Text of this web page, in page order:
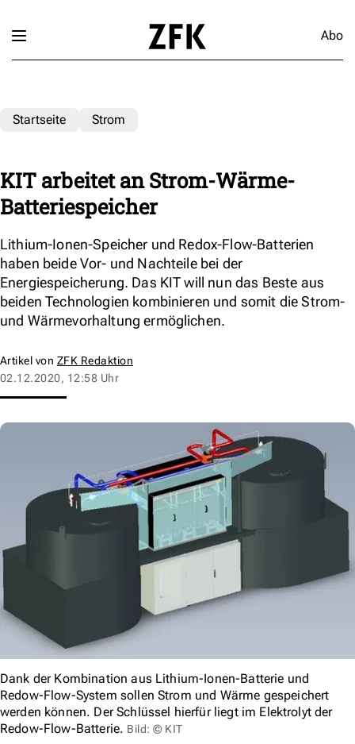
Abo
Startseite Strom
KIT arbeitet an Strom-Wärme-
Batteriespeicher
Lithium-Ionen-Speicher und Redox-Flow-Batterien
haben beide Vor- und Nachteile bei der
Energiespeicherung. Das KIT will nun das Beste aus
beiden Technologien kombinieren und somit die Strom-
und Wärmevorhaltung ermöglichen.
Artikel von ZFK Redaktion
02.12.2020, 12:58 Uhr
Dank der Kombination aus Lithium-Ionen-Batterie und
Redow-Flow-System sollen Strom und Wärme gespeichert
werden können. Der Schlüssel hierfür liegt im Elektrolyt der
Redow-Flow-Batterie. Bild: © KIT